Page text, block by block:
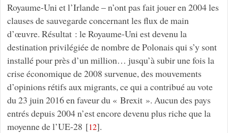
Royaume-Uni et l’Irlande – n’ont pas fait jouer en 2004 les
clauses de sauvegarde concernant les flux de main
d’œuvre. Résultat : le Royaume-Uni est devenu la
destination privilégiée de nombre de Polonais qui s’y sont
installé pour près d’un million… jusqu’à subir une fois la
crise économique de 2008 survenue, des mouvements
d’opinions rétifs aux migrants, ce qui a contribué au vote
du 23 juin 2016 en faveur du « Brexit ». Aucun des pays
entrés depuis 2004 n’est encore devenu plus riche que la
moyenne de l’UE-28 [12].